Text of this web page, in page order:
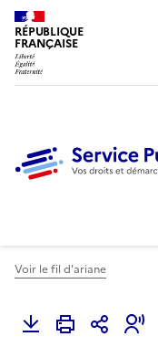
RÉPUBLIQUE
FRANÇAISE
Voir le fil d'ariane